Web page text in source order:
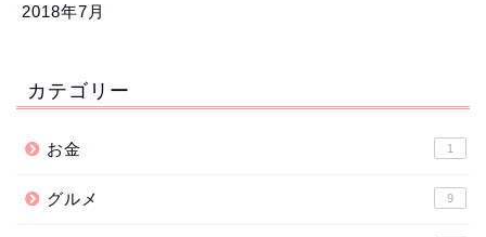
2018年7月
カテゴリー
お金 1
グルメ 9